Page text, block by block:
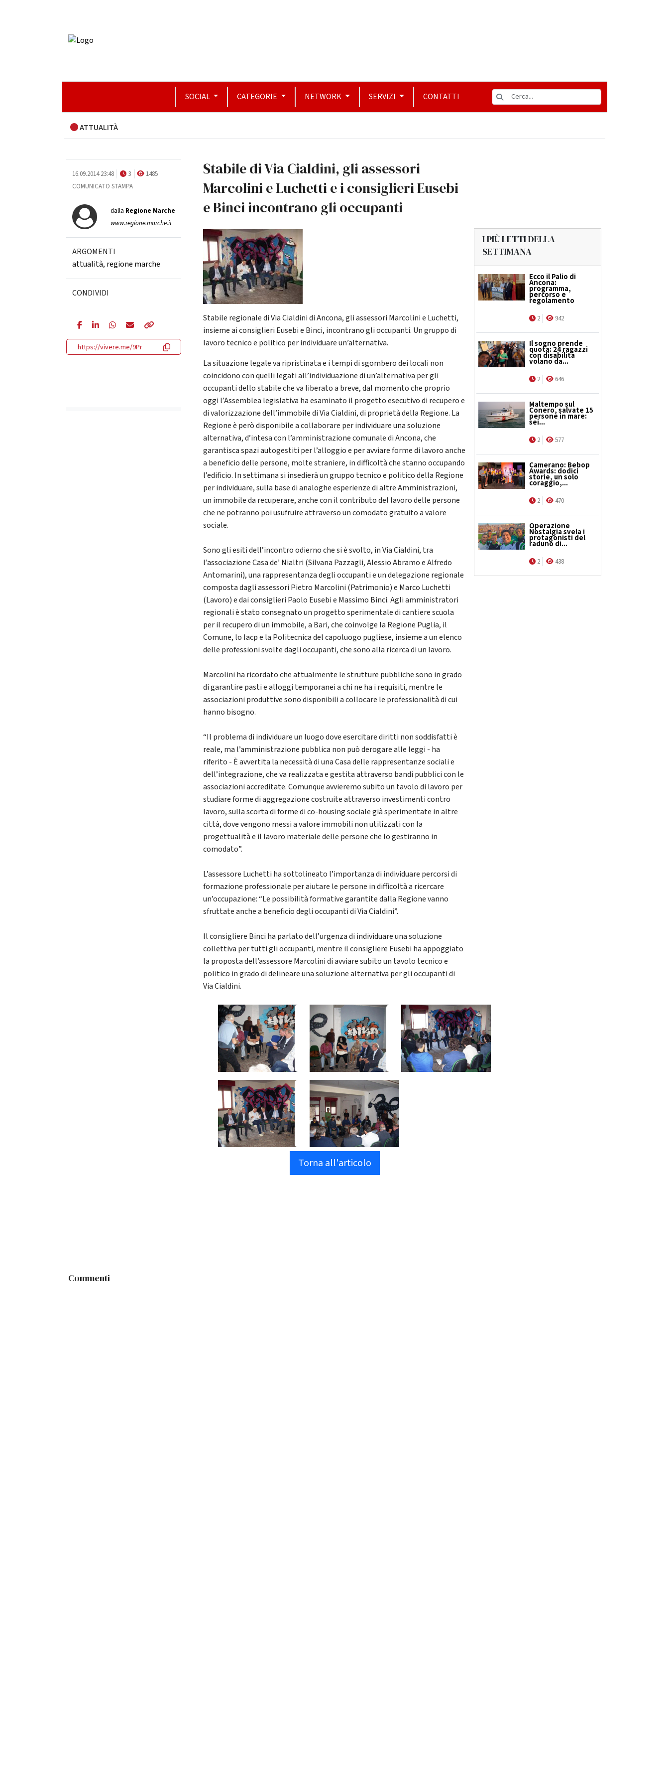
SOCIAL CATEGORIE NETWORK SERVIZI CONTATTI
ATTUALITÀ
16.09.2014 23:48 3
1485
COMUNICATO STAMPA
dalla Regione Marche
www.regione.marche.it
ARGOMENTI
attualità, regione marche
CONDIVIDI
https://vivere.me/9Pr
Stabile di Via Cialdini, gli assessori
Marcolini e Luchetti e i consiglieri Eusebi
e Binci incontrano gli occupanti
Stabile regionale di Via Cialdini di Ancona, gli assessori Marcolini e Luchetti,
insieme ai consiglieri Eusebi e Binci, incontrano gli occupanti. Un gruppo di
lavoro tecnico e politico per individuare un’alternativa.
La situazione legale va ripristinata e i tempi di sgombero dei locali non
coincidono con quelli legati all’individuazione di un’alternativa per gli
occupanti dello stabile che va liberato a breve, dal momento che proprio
oggi l’Assemblea legislativa ha esaminato il progetto esecutivo di recupero e
di valorizzazione dell’immobile di Via Cialdini, di proprietà della Regione. La
Regione è però disponibile a collaborare per individuare una soluzione
alternativa, d’intesa con l’amministrazione comunale di Ancona, che
garantisca spazi autogestiti per l’alloggio e per avviare forme di lavoro anche
a beneficio delle persone, molte straniere, in difficoltà che stanno occupando
l’edificio. In settimana si insedierà un gruppo tecnico e politico della Regione
per individuare, sulla base di analoghe esperienze di altre Amministrazioni,
un immobile da recuperare, anche con il contributo del lavoro delle persone
che ne potranno poi usufruire attraverso un comodato gratuito a valore
sociale.
Sono gli esiti dell’incontro odierno che si è svolto, in Via Cialdini, tra
l’associazione Casa de’ Nialtri (Silvana Pazzagli, Alessio Abramo e Alfredo
Antomarini), una rappresentanza degli occupanti e un delegazione regionale
composta dagli assessori Pietro Marcolini (Patrimonio) e Marco Luchetti
(Lavoro) e dai consiglieri Paolo Eusebi e Massimo Binci. Agli amministratori
regionali è stato consegnato un progetto sperimentale di cantiere scuola
per il recupero di un immobile, a Bari, che coinvolge la Regione Puglia, il
Comune, lo Iacp e la Politecnica del capoluogo pugliese, insieme a un elenco
delle professioni svolte dagli occupanti, che sono alla ricerca di un lavoro.
Marcolini ha ricordato che attualmente le strutture pubbliche sono in grado
di garantire pasti e alloggi temporanei a chi ne ha i requisiti, mentre le
associazioni produttive sono disponibili a collocare le professionalità di cui
hanno bisogno.
“Il problema di individuare un luogo dove esercitare diritti non soddisfatti è
reale, ma l’amministrazione pubblica non può derogare alle leggi - ha
riferito - È avvertita la necessità di una Casa delle rappresentanze sociali e
dell’integrazione, che va realizzata e gestita attraverso bandi pubblici con le
associazioni accreditate. Comunque avvieremo subito un tavolo di lavoro per
studiare forme di aggregazione costruite attraverso investimenti contro
lavoro, sulla scorta di forme di co-housing sociale già sperimentate in altre
città, dove vengono messi a valore immobili non utilizzati con la
progettualità e il lavoro materiale delle persone che lo gestiranno in
comodato”.
L’assessore Luchetti ha sottolineato l’importanza di individuare percorsi di
formazione professionale per aiutare le persone in difficoltà a ricercare
un’occupazione: “Le possibilità formative garantite dalla Regione vanno
sfruttate anche a beneficio degli occupanti di Via Cialdini”.
Il consigliere Binci ha parlato dell’urgenza di individuare una soluzione
collettiva per tutti gli occupanti, mentre il consigliere Eusebi ha appoggiato
la proposta dell’assessore Marcolini di avviare subito un tavolo tecnico e
politico in grado di delineare una soluzione alternativa per gli occupanti di
Via Cialdini.
Torna all'articolo
I PIÙ LETTI DELLA
SETTIMANA
Ecco il Palio di
Ancona:
programma,
percorso e
regolamento
2 942
Il sogno prende
quota: 24 ragazzi
con disabilità
volano da...
2 646
Maltempo sul
Conero, salvate 15
persone in mare:
sei...
2 577
Camerano: Bebop
Awards: dodici
storie, un solo
coraggio,...
2 470
Operazione
Nostalgia svela i
protagonisti del
raduno di...
2 438
Commenti